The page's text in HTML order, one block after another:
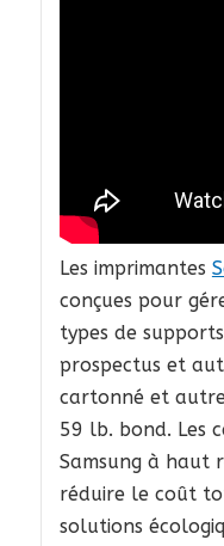
Les imprimantes
conçues pour
types de
prospectus et
cartonné et
59 lb. bond. Les
Samsung à haut
réduire le coût
solutions